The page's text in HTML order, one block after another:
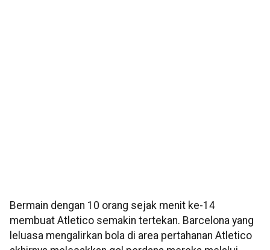
Bermain dengan 10 orang sejak menit ke-14
membuat Atletico semakin tertekan. Barcelona yang
leluasa mengalirkan bola di area pertahanan Atletico